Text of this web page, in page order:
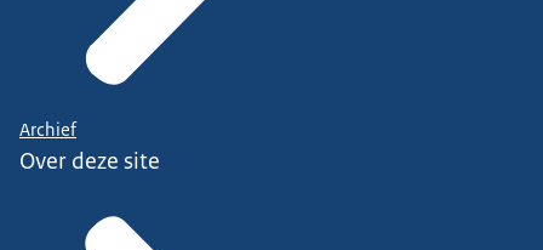
Archief
Over deze site